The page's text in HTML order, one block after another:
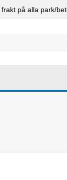
på alla park/